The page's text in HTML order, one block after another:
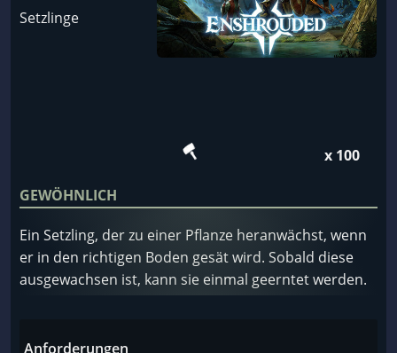
Setzlinge
x 100
GEWÖHNLICH
Ein Setzling, der zu einer Pflanze heranwächst, wenn
er in den richtigen Boden gesät wird. Sobald diese
ausgewachsen ist, kann sie einmal geerntet werden.
Anforderungen